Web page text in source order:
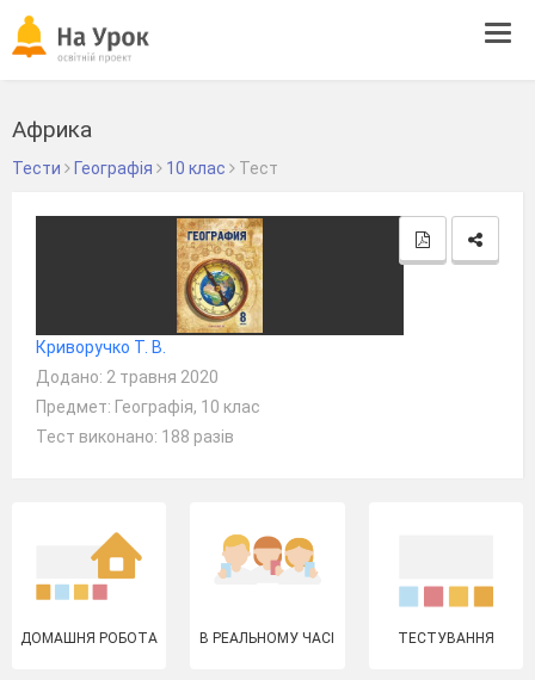
Африка
Тести Географія 10 клас Тест
Криворучко Т. В.
Додано: 2 травня 2020
Предмет: Географія, 10 клас
Тест виконано: 188 разів
ДОМАШНЯ РОБОТА В РЕАЛЬНОМУ ЧАСІ ТЕСТУВАННЯ